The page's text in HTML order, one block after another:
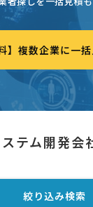
】複数企業に一
テム開発会
絞り込み検索